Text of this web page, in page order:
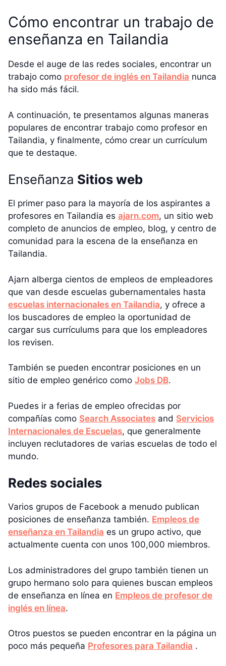
Cómo encontrar un trabajo de
enseñanza en Tailandia
Desde el auge de las redes sociales, encontrar un
trabajo como profesor de inglés en Tailandia nunca
ha sido más fácil.
A continuación, te presentamos algunas maneras
populares de encontrar trabajo como profesor en
Tailandia, y finalmente, cómo crear un currículum
que te destaque.
Enseñanza Sitios web
El primer paso para la mayoría de los aspirantes a
profesores en Tailandia es ajarn.com, un sitio web
completo de anuncios de empleo, blog, y centro de
comunidad para la escena de la enseñanza en
Tailandia.
Ajarn alberga cientos de empleos de empleadores
que van desde escuelas gubernamentales hasta
escuelas internacionales en Tailandia, y ofrece a
los buscadores de empleo la oportunidad de
cargar sus currículums para que los empleadores
los revisen.
También se pueden encontrar posiciones en un
sitio de empleo genérico como Jobs DB.
Puedes ir a ferias de empleo ofrecidas por
compañías como Search Associates and Servicios
Internacionales de Escuelas, que generalmente
incluyen reclutadores de varias escuelas de todo el
mundo.
Redes sociales
Varios grupos de Facebook a menudo publican
posiciones de enseñanza también. Empleos de
enseñanza en Tailandia es un grupo activo, que
actualmente cuenta con unos 100,000 miembros.
Los administradores del grupo también tienen un
grupo hermano solo para quienes buscan empleos
de enseñanza en línea en Empleos de profesor de
inglés en línea.
Otros puestos se pueden encontrar en la página un
poco más pequeña Profesores para Tailandia .